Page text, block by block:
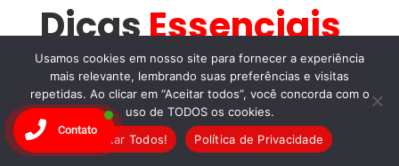
DicasEssenciais
Para
Manutenção de
Freezersno
Usamos cookies em nosso site para fornecer a experiência
mais relevante, lembrando suas preferências e visitas
repetidas. Ao clicar em “Aceitar todos”, você concorda com o
uso de TODOS os cookies.
Aceitar Todos!
Política de Privacidade
Contato